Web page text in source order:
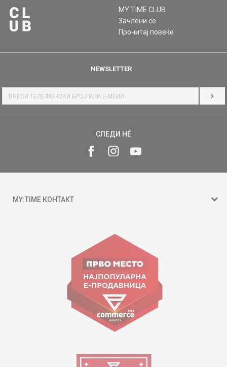
MY:TIME CLUB
Зачлени се
Прочитај повеќе
NEWSLETTER
СЛЕДИ НÉ
MY:TIME КОНТАКТ
ул. Гоце Николовски бр.74 Скопје
contact@mytime.mk
Работно време:
09:00 до 17:00